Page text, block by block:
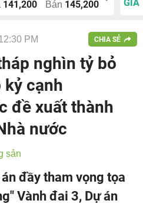
141,200 Bán 145,200
GIÁ
PM CHIA SẺ
nghìn tỷ bỏ
kỷ cạnh
đề xuất thành
nước
sản
đầy tham vọng tọa
Vành đai 3, Dự án